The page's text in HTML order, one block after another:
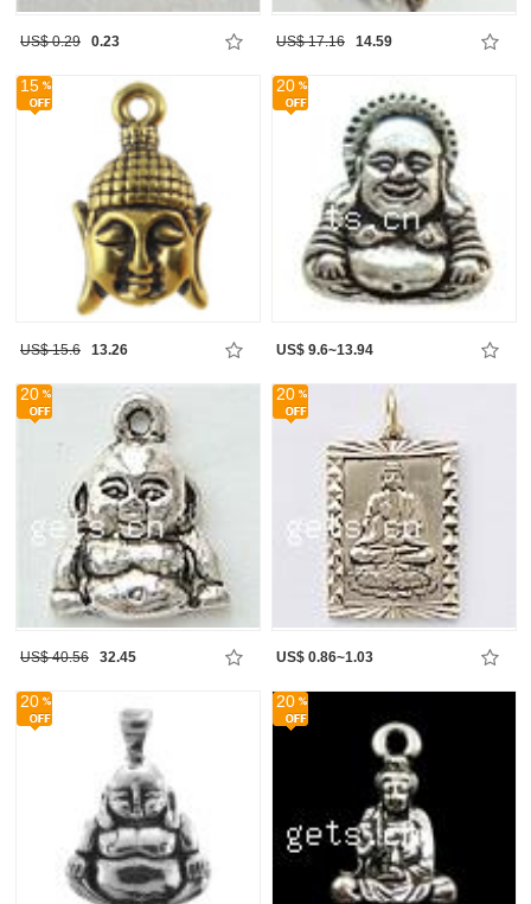
US$ 0.29 0.23 US$ 17.16 14.59
15
US$ 15.6 13.26
20
US$ 9.6~13.94
20
US$ 40.56 32.45
20
US$ 0.86~1.03
20 20